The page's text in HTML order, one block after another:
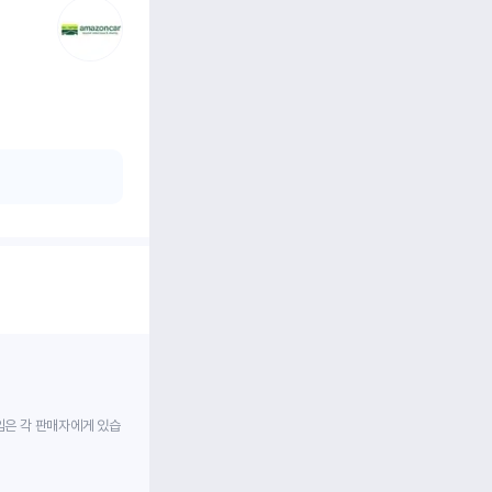
각 판매자에게 있습